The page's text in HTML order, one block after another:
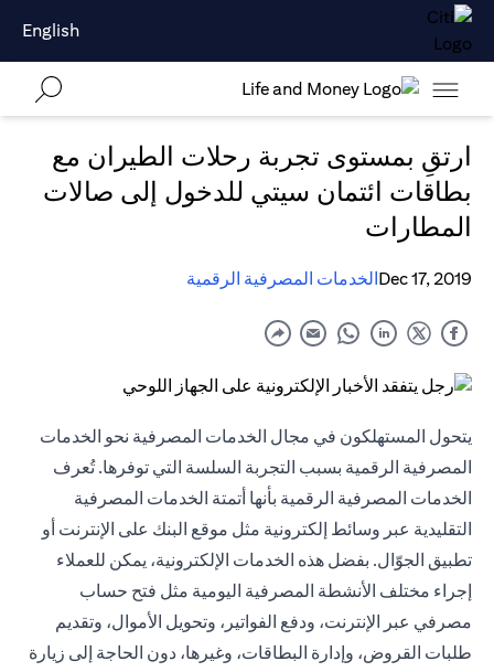
English
ارتقِ بمستوى تجربة رحلات الطيران مع
بطاقات ائتمان سيتي للدخول إلى صالات
المطارات
Dec 17, 2019الخدمات المصرفية الرقمية
يتحول المستهلكون في مجال الخدمات المصرفية نحو الخدمات
المصرفية الرقمية بسبب التجربة السلسة التي توفرها. تُعرف
الخدمات المصرفية الرقمية بأنها أتمتة الخدمات المصرفية
التقليدية عبر وسائط إلكترونية مثل موقع البنك على الإنترنت أو
تطبيق الجوّال. بفضل هذه الخدمات الإلكترونية، يمكن للعملاء
إجراء مختلف الأنشطة المصرفية اليومية مثل فتح حساب
مصرفي عبر الإنترنت، ودفع الفواتير، وتحويل الأموال، وتقديم
طلبات القروض، وإدارة البطاقات، وغيرها، دون الحاجة إلى زيارة